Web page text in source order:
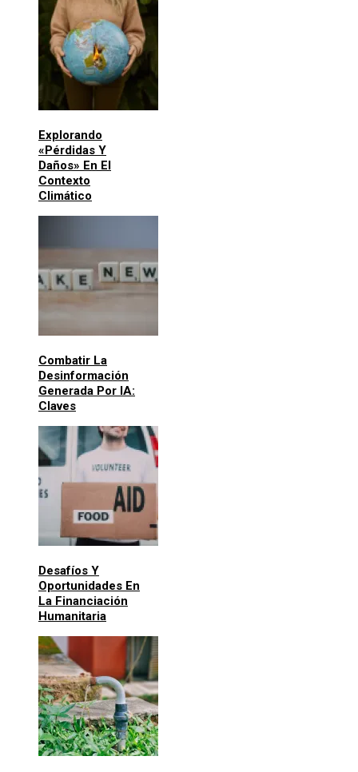
Explorando
«pérdidas Y
Daños» En El
Contexto
Climático
Combatir La
Desinformación
Generada Por IA:
Claves
Desafíos Y
Oportunidades En
La Financiación
Humanitaria